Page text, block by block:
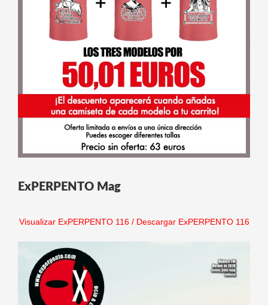
ExPERPENTO Mag
Visualizar ExPERPENTO 116/ Descargar ExPERPENTO 116